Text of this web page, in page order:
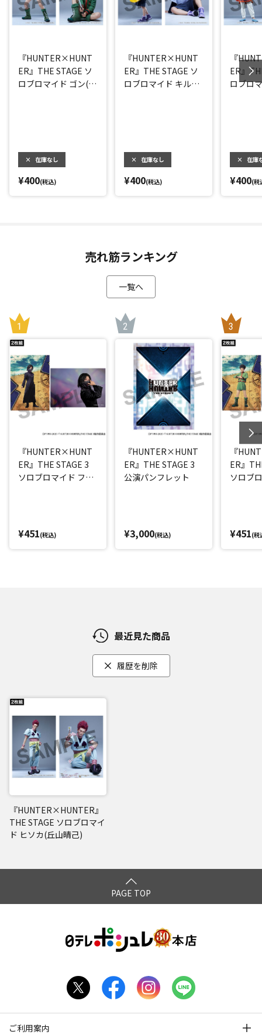
『HUNTER×HUNT
ER』THE STAGE ソ
ロブロマイド ゴン(大
× 在庫なし
¥400(税込)
『HUNTER×HUNT
ER』THE STAGE ソ
ロブロマイド キルア
× 在庫なし
¥400(税込)
『
ER』
ロブロ
× 在庫
¥400(税
売れ筋ランキング
一覧へ
『HUNTER×HUNT
ER』THE STAGE 3
ソロブロマイド フェ
¥451(税込)
『HUNTER×HUNT
ER』THE STAGE 3
公演パンフレット
¥3,000(税込)
『
ER』
ソロブ
¥451(税
最近見た商品
履歴を削除
『HUNTER×HUNTER』
THE STAGE ソロブロマイ
ド ヒソカ(丘山晴己)
PAGE TOP
ご利用案内